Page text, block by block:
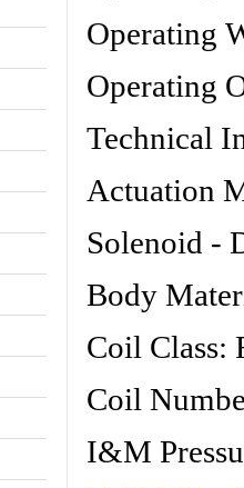
Operating
Operating
Technical
Actuation
Solenoid -
Body
Coil Class:
Coil
I&M